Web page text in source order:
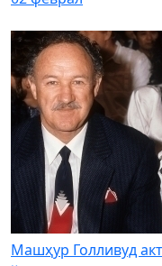
Машҳур Голливуд